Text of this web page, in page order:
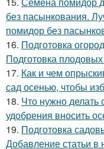
без пасынкования.
помидор без
16. Подготовка
Подготовка
17. Как и чем
сад осенью, чтобы
18. Что нужно делать
удобрения вносить
19. Подготовка
Добавление статьи в